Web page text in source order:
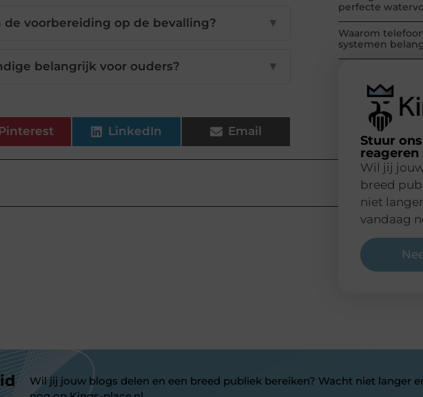
voorbereiding op de bevalling? ▼
belangrijk voor ouders? ▼
Pinterest LinkedIn Email
perfecte
Waarom
systemen
Stuur
reageren
Wil jij
breed
niet
vandaag
Wil jij jouw blogs delen en een breed publiek bereiken? Wacht niet langer